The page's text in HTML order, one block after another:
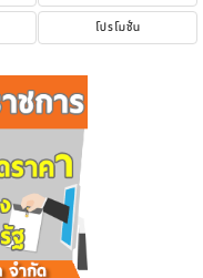
โปรโมชั่น